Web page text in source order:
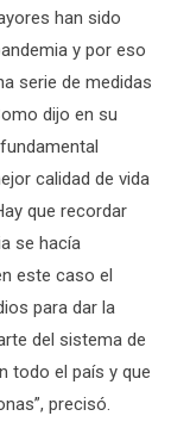
han sido
y por eso
serie de medidas
dijo en su
calidad de vida
que recordar
se hacía
este caso el
para dar la
del sistema de
todo el país y que
precisó.